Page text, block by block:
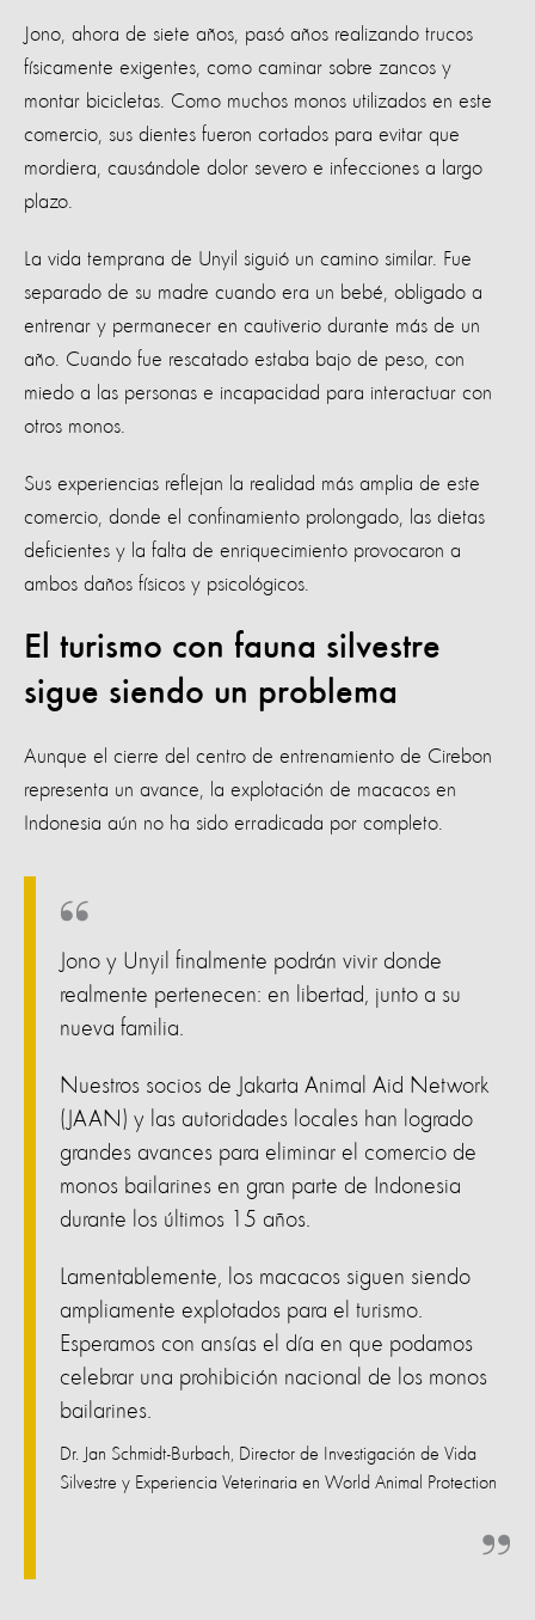
Jono, ahora de siete años, pasó años realizando trucos
físicamente exigentes, como caminar sobre zancos y
montar bicicletas. Como muchos monos utilizados en este
comercio, sus dientes fueron cortados para evitar que
mordiera, causándole dolor severo e infecciones a largo
plazo.
La vida temprana de Unyil siguió un camino similar. Fue
separado de su madre cuando era un bebé, obligado a
entrenar y permanecer en cautiverio durante más de un
año. Cuando fue rescatado estaba bajo de peso, con
miedo a las personas e incapacidad para interactuar con
otros monos.
Sus experiencias reflejan la realidad más amplia de este
comercio, donde el confinamiento prolongado, las dietas
deficientes y la falta de enriquecimiento provocaron a
ambos daños físicos y psicológicos.
El turismo con fauna silvestre
sigue siendo un problema
Aunque el cierre del centro de entrenamiento de Cirebon
representa un avance, la explotación de macacos en
Indonesia aún no ha sido erradicada por completo.
Jono y Unyil finalmente podrán vivir donde
realmente pertenecen: en libertad, junto a su
nueva familia.
Nuestros socios de Jakarta Animal Aid Network
(JAAN) y las autoridades locales han logrado
grandes avances para eliminar el comercio de
monos bailarines en gran parte de Indonesia
durante los últimos 15 años.
Lamentablemente, los macacos siguen siendo
ampliamente explotados para el turismo.
Esperamos con ansías el día en que podamos
celebrar una prohibición nacional de los monos
bailarines.
Dr. Jan Schmidt-Burbach, Director de Investigación de Vida
Silvestre y Experiencia Veterinaria en World Animal Protection